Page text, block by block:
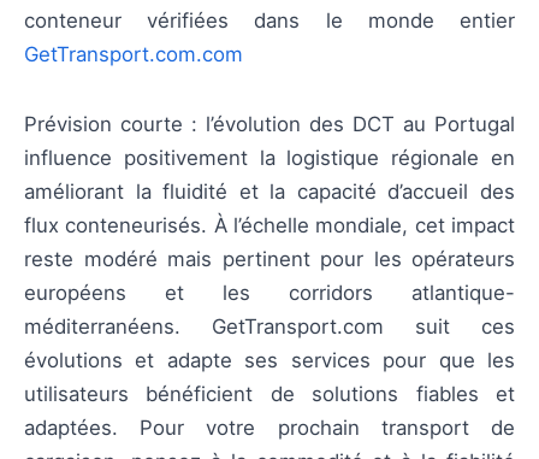
conteneur vérifiées dans le monde entier
GetTransport.com.com
Prévision courte : l’évolution des DCT au Portugal
influence positivement la logistique régionale en
améliorant la fluidité et la capacité d’accueil des
flux conteneurisés. À l’échelle mondiale, cet impact
reste modéré mais pertinent pour les opérateurs
européens et les corridors atlantique-
méditerranéens. GetTransport.com suit ces
évolutions et adapte ses services pour que les
utilisateurs bénéficient de solutions fiables et
adaptées. Pour votre prochain transport de